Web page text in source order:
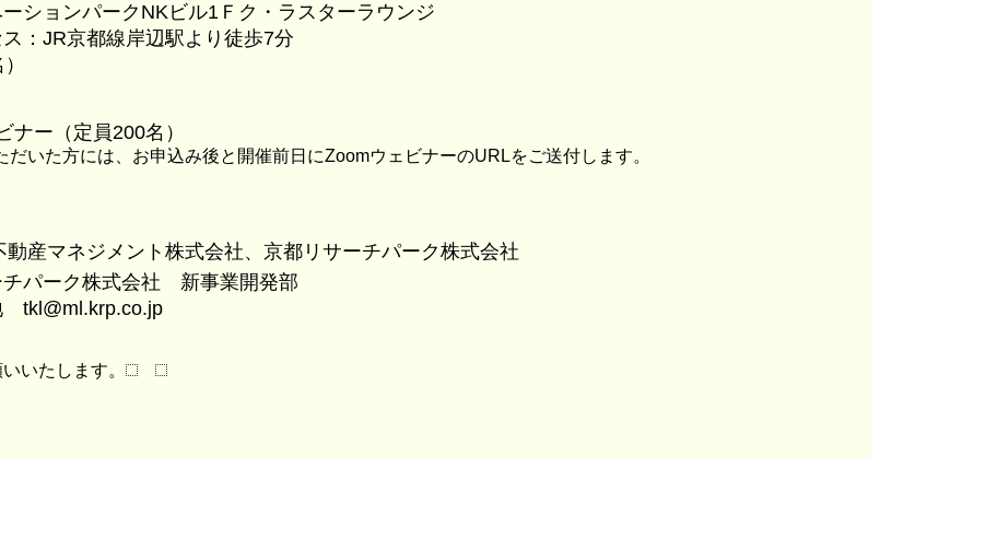
ションパークNKビル1Ｆク・ラスターラウンジ
：JR京都線岸辺駅より徒歩7分
ナー（定員200名）
いた方には、 お申込み後と開催前日にZoomウェビナーのURLをご送付します。
動産マネジメント株式会社、京都リサーチパーク株式会社
チパーク株式会社 新事業開発部
tkl@ml.krp.co.jp
いたします。